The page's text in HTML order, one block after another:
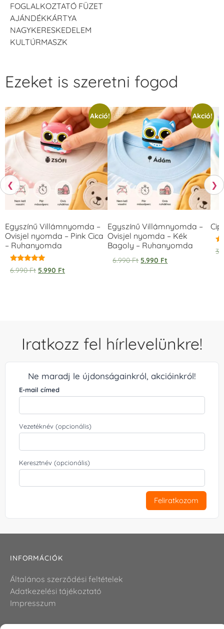
FOGLALKOZTATÓ FÜZET
AJÁNDÉKKÁRTYA
NAGYKERESKEDELEM
KULTÚRMASZK
❮
Ezeket is szeretni fogod
Akció!
Egyszínű Villámnyomda –
Ovisjel nyomda – Pink Cica
– Ruhanyomda
Értékelés:
5.00
6.990Ft 5.990 Ft
Akció!
Egyszínű Villámnyomda –
Ovisjel nyomda – Kék
Bagoly – Ruhanyomda
6.990Ft 5.990 Ft
❯
Iratkozz fel hírlevelünkre!
Ne maradj le újdonságainkról, akcióinkról!
E-mail címed
Vezetéknév (opcionális)
Keresztnév (opcionális)
Feliratkozom
INFORMÁCIÓK
Általános szerződési feltételek
Adatkezelési tájékoztató
Impresszum